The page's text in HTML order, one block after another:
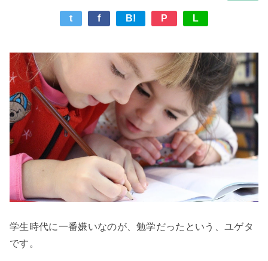
t f B! P L
学生時代に一番嫌いなのが、勉学だったという、ユゲタ
です。